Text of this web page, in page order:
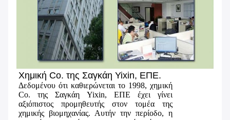
Χημική Co. της Σαγκάη Yixin, ΕΠΕ.
Δεδομένου ότι καθιερώνεται το 1998, χημική
Co. της Σαγκάη Yixin, ΕΠΕ έχει γίνει
αξιόπιστος προμηθευτής στον τομέα της
χημικής βιομηχανίας. Αυτήν την περίοδο, η